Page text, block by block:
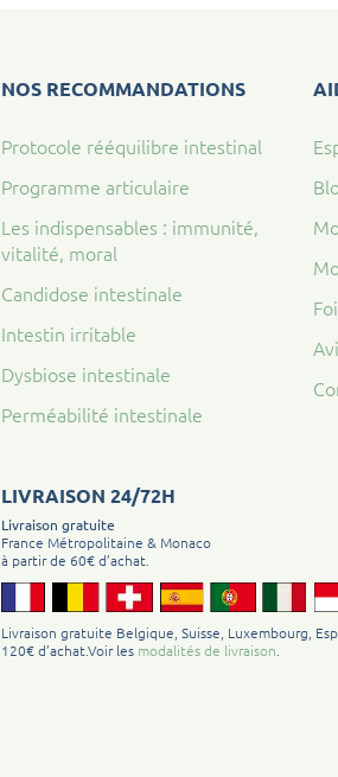
NOS RECOMMANDATIONS
Protocole rééquilibre intestinal
Programme articulaire
Les indispensables : immunité,
vitalité, moral
Candidose intestinale
Intestin irritable
Dysbiose intestinale
Perméabilité intestinale
LIVRAISON 24/72H
Livraison gratuite
France Métropolitaine & Monaco
à partir de 60€ d’achat.
Livraison gratuite Belgique, Suisse, Luxembourg,
120€ d’achat.Voir les modalités de livraison